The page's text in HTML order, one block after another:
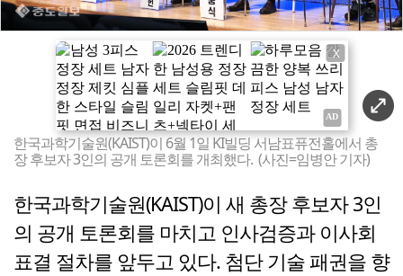
X
한국과학기술원(KAIST)이 6월 1일 KI빌딩 서남표퓨전홀에서 총
장 후보자 3인의 공개 토론회를 개최했다. (사진=임병안 기자)
한국과학기술원(KAIST)이 새 총장 후보자 3인
의 공개 토론회를 마치고 인사검증과 이사회
표결 절차를 앞두고 있다. 첨단 기술 패권을 향